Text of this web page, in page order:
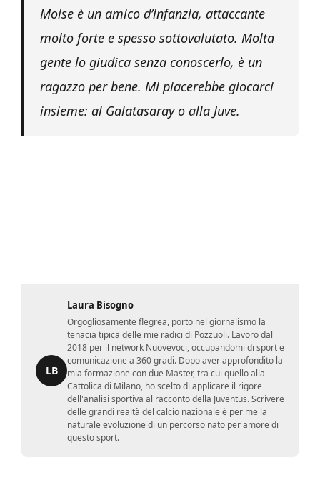
Moise è un amico d’infanzia, attaccante
molto forte e spesso sottovalutato. Molta
gente lo giudica senza conoscerlo, è un
ragazzo per bene. Mi piacerebbe giocarci
insieme: al Galatasaray o alla Juve.
LB
Laura Bisogno
Orgogliosamente flegrea, porto nel giornalismo la
tenacia tipica delle mie radici di Pozzuoli. Lavoro dal
2018 per il network Nuovevoci, occupandomi di sport e
comunicazione a 360 gradi. Dopo aver approfondito la
mia formazione con due Master, tra cui quello alla
Cattolica di Milano, ho scelto di applicare il rigore
dell'analisi sportiva al racconto della Juventus. Scrivere
delle grandi realtà del calcio nazionale è per me la
naturale evoluzione di un percorso nato per amore di
questo sport.